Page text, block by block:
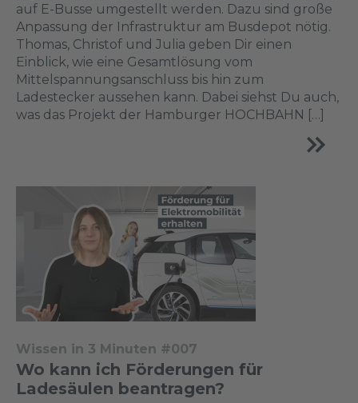
auf E-Busse umgestellt werden. Dazu sind große
Anpassung der Infrastruktur am Busdepot nötig.
Thomas, Christof und Julia geben Dir einen
Einblick, wie eine Gesamtlösung vom
Mittelspannungsanschluss bis hin zum
Ladestecker aussehen kann. Dabei siehst Du auch,
was das Projekt der Hamburger HOCHBAHN […]
Wissen in 3 Minuten #007
Wo kann ich Förderungen für
Ladesäulen beantragen?